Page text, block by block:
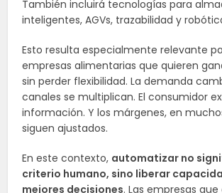
También incluirá tecnologías para
inteligentes, AGVs, trazabilidad y
Esto resulta especialmente relevante
empresas alimentarias que quieren
sin perder flexibilidad. La demanda
canales se multiplican. El consumidor
información. Y los márgenes, en
siguen ajustados.
En este contexto, automatizar no
criterio humano, sino liberar
mejores decisiones. Las empresas